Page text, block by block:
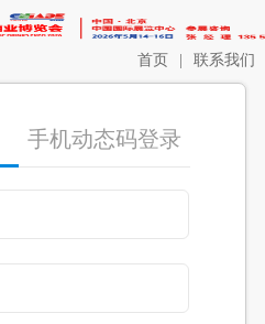
首页 联系我们
手机动态码登录